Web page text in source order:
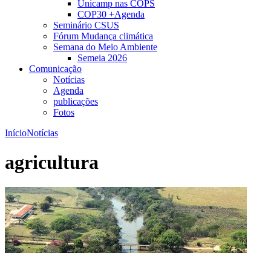
Unicamp nas COPS
COP30 +Agenda
Seminário CSUS
Fórum Mudança climática
Semana do Meio Ambiente
Semeia 2026
Comunicação
Notícias
Agenda
publicações
Fotos
InícioNotícias
agricultura